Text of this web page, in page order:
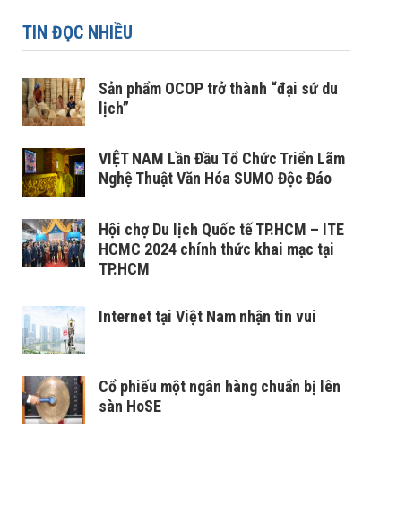
TIN ĐỌC NHIỀU
Sản phẩm OCOP trở thành “đại sứ du
lịch”
VIỆT NAM Lần Đầu Tổ Chức Triển Lãm
Nghệ Thuật Văn Hóa SUMO Độc Đáo
Hội chợ Du lịch Quốc tế TP.HCM – ITE
HCMC 2024 chính thức khai mạc tại
TP.HCM
Internet tại Việt Nam nhận tin vui
Cổ phiếu một ngân hàng chuẩn bị lên
sàn HoSE